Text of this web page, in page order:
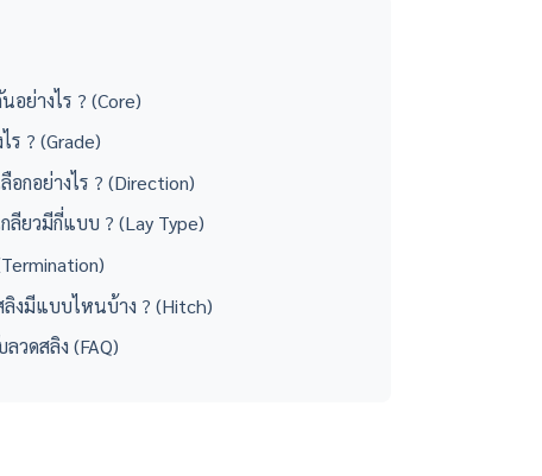
อย่างไร ? (Core)
ร ? (Grade)
อกอย่างไร ? (Direction)
ลียวมีกี่แบบ ? (Lay Type)
งมีแบบไหนบ้าง ? (Hitch)
วดสลิง (FAQ)